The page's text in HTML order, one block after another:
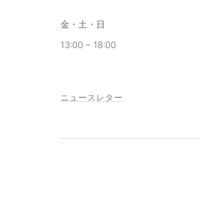
金・土・日
13:00 – 18:00
ニュースレター